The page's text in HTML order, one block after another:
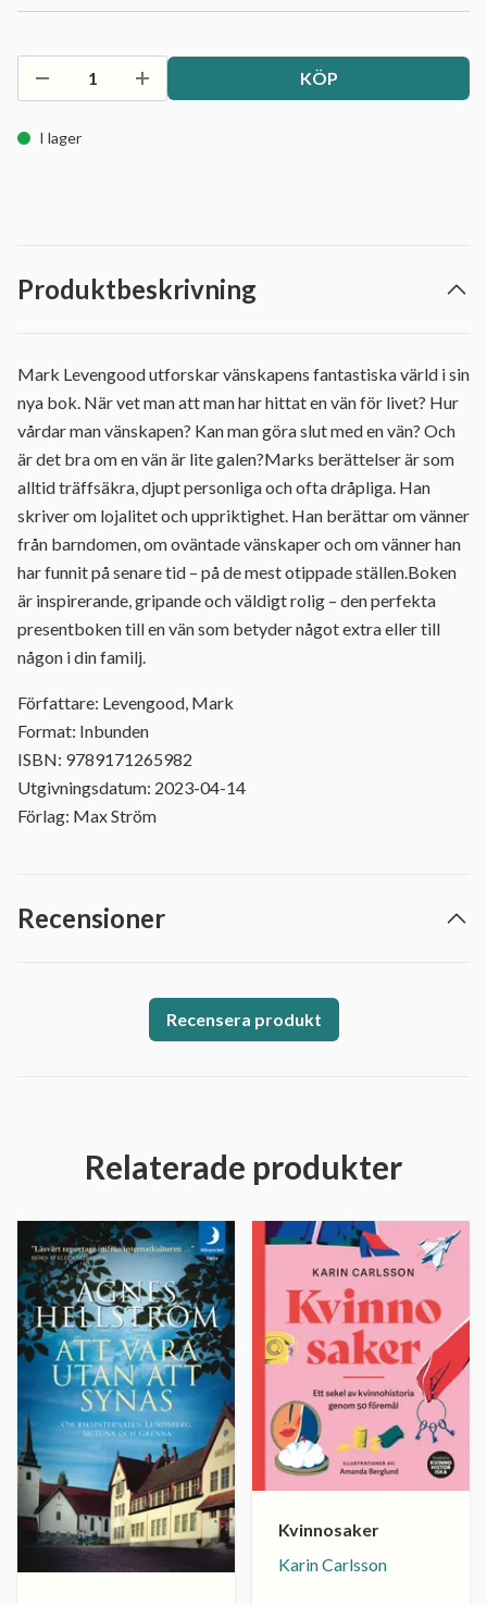
KÖP
I lager
Produktbeskrivning
Mark Levengood utforskar vänskapens fantastiska värld i sin
nya bok. När vet man att man har hittat en vän för livet? Hur
vårdar man vänskapen? Kan man göra slut med en vän? Och
är det bra om en vän är lite galen?Marks berättelser är som
alltid träffsäkra, djupt personliga och ofta dråpliga. Han
skriver om lojalitet och uppriktighet. Han berättar om vänner
från barndomen, om oväntade vänskaper och om vänner han
har funnit på senare tid – på de mest otippade ställen.Boken
är inspirerande, gripande och väldigt rolig – den perfekta
presentboken till en vän som betyder något extra eller till
någon i din familj.
Författare: Levengood, Mark
Format: Inbunden
ISBN: 9789171265982
Utgivningsdatum: 2023-04-14
Förlag: Max Ström
Recensioner
Recensera produkt
Relaterade produkter
Kvinnosaker
Karin Carlsson